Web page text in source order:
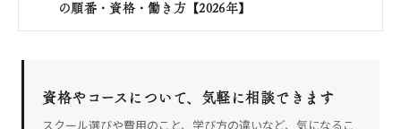
の順番・資格・働き方【2026年】
資格やコースについて、気軽に相談できます
スクール選びや費用のこと、学び方の違いなど、気になるこ